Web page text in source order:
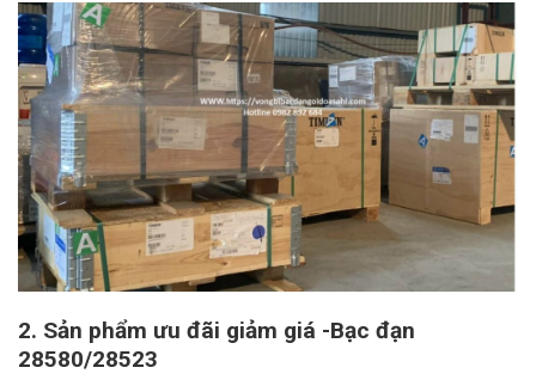
2. Sản phẩm ưu đãi giảm giá -Bạc đạn
28580/28523